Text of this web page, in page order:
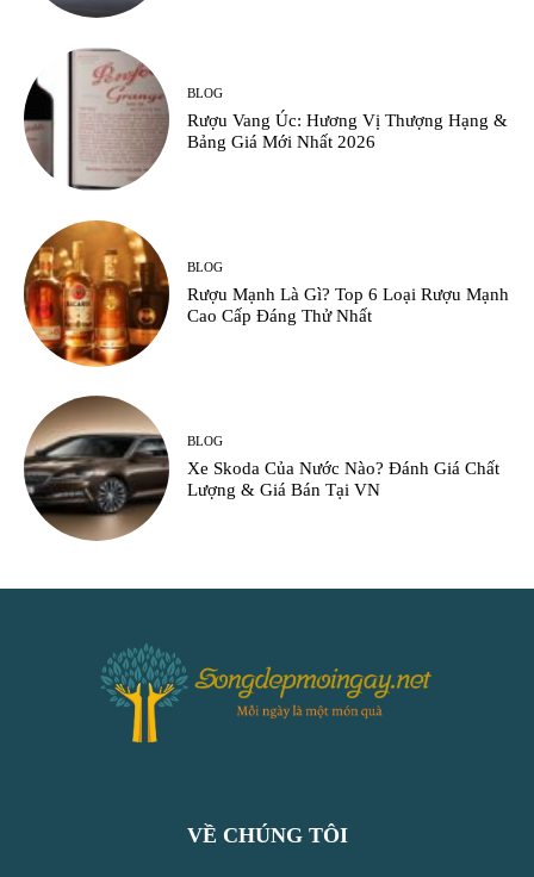
BLOG
Rượu Vang Úc: Hương Vị Thượng Hạng &
Bảng Giá Mới Nhất 2026
BLOG
Rượu Mạnh Là Gì? Top 6 Loại Rượu Mạnh
Cao Cấp Đáng Thử Nhất
BLOG
Xe Skoda Của Nước Nào? Đánh Giá Chất
Lượng & Giá Bán Tại VN
VỀ CHÚNG TÔI